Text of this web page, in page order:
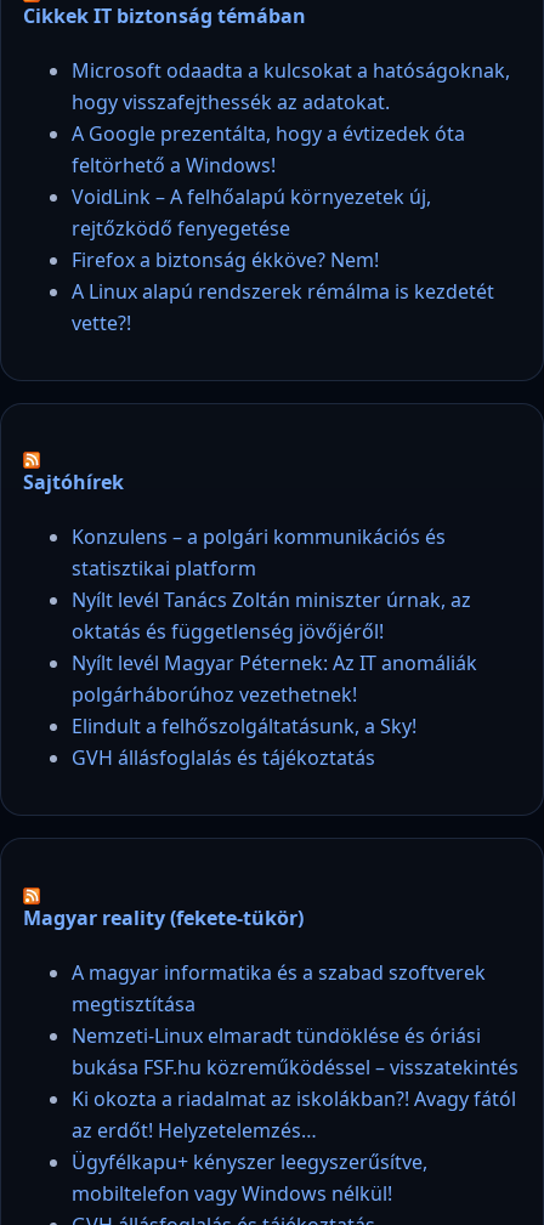
Cikkek IT biztonság témában
Microsoft odaadta a kulcsokat a hatóságoknak,
hogy visszafejthessék az adatokat.
A Google prezentálta, hogy a évtizedek óta
feltörhető a Windows!
VoidLink – A felhőalapú környezetek új,
rejtőzködő fenyegetése
Firefox a biztonság ékköve? Nem!
A Linux alapú rendszerek rémálma is kezdetét
vette?!
Sajtóhírek
Konzulens – a polgári kommunikációs és
statisztikai platform
Nyílt levél Tanács Zoltán miniszter úrnak, az
oktatás és függetlenség jövőjéről!
Nyílt levél Magyar Péternek: Az IT anomáliák
polgárháborúhoz vezethetnek!
Elindult a felhőszolgáltatásunk, a Sky!
GVH állásfoglalás és tájékoztatás
Magyar reality (fekete-tükör)
A magyar informatika és a szabad szoftverek
megtisztítása
Nemzeti-Linux elmaradt tündöklése és óriási
bukása FSF.hu közreműködéssel – visszatekintés
Ki okozta a riadalmat az iskolákban?! Avagy fától
az erdőt! Helyzetelemzés…
Ügyfélkapu+ kényszer leegyszerűsítve,
mobiltelefon vagy Windows nélkül!